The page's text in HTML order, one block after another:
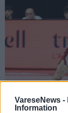
VareseNews -
Information